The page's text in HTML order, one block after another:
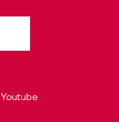
Youtube